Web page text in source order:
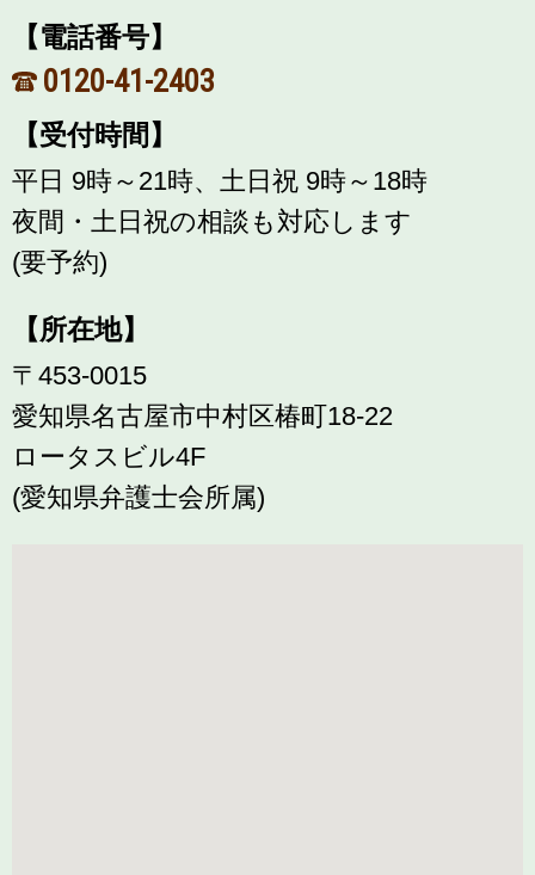
【電話番号】
0120-41-2403
【受付時間】
平日 9時～21時、土日祝 9時～18時
夜間・土日祝の相談も対応します
(要予約)
【所在地】
〒453-0015
愛知県名古屋市中村区椿町18-22
ロータスビル4F
(愛知県弁護士会所属)